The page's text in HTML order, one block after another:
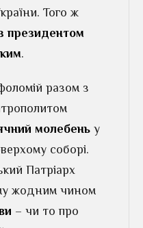
Того ж
президентом
.
разом з
молебень у
соборі.
Патріарх
жодним чином
– чи то про